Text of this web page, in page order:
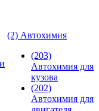
(2) Автохимия
(203)
Автохимия для
кузова
(202)
Автохимия для